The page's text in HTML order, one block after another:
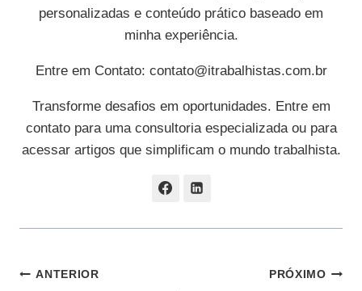
personalizadas e conteúdo prático baseado em
minha experiência.
Entre em Contato: contato@itrabalhistas.com.br
Transforme desafios em oportunidades. Entre em
contato para uma consultoria especializada ou para
acessar artigos que simplificam o mundo trabalhista.
Navegação
ANTERIOR PRÓXIMO